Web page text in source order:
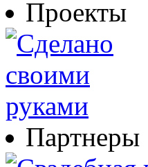
Проекты
Партнеры